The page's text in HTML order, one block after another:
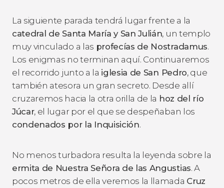
La siguiente parada tendrá lugar frente a la
catedral de Santa María y San Julián, un templo
muy vinculado a las profecías de Nostradamus.
Los enigmas no terminan aquí. Continuaremos
el recorrido junto a la iglesia de San Pedro, que
también atesora un gran secreto. Desde allí
cruzaremos hacia la otra orilla de la hoz del río
Júcar, el lugar por el que se despeñaban los
condenados por la Inquisición.
No menos turbadora resulta la leyenda sobre la
ermita de Nuestra Señora de las Angustias. A
pocos metros de ella veremos la llamada Cruz